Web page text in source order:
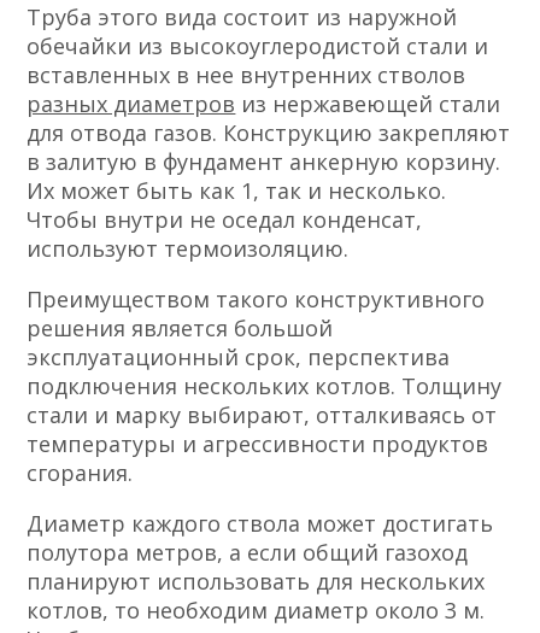
Труба этого вида состоит из наружной
обечайки из высокоуглеродистой стали и
вставленных в нее внутренних стволов
разных диаметров из нержавеющей стали
для отвода газов. Конструкцию закрепляют
в залитую в фундамент анкерную корзину.
Их может быть как 1, так и несколько.
Чтобы внутри не оседал конденсат,
используют термоизоляцию.
Преимуществом такого конструктивного
решения является большой
эксплуатационный срок, перспектива
подключения нескольких котлов. Толщину
стали и марку выбирают, отталкиваясь от
температуры и агрессивности продуктов
сгорания.
Диаметр каждого ствола может достигать
полутора метров, а если общий газоход
планируют использовать для нескольких
котлов, то необходим диаметр около 3 м.